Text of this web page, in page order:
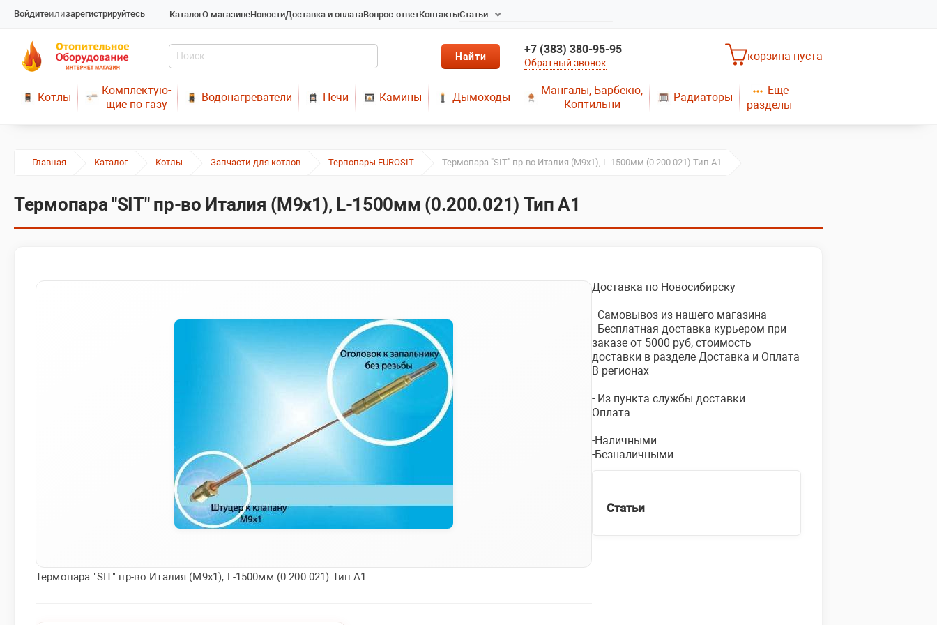
Войдитеилизарегистрируйтесь КаталогО магазинеНовостиДоставка и оплатаВопрос-ответКонтактыСтатьи
Радиаторы отопления в
Новосибирске
Твердотопливные котлы
длительного горения
Металопластик
ДЫМОХОД ОТ
ПРОИЗВОДИТЕЛЯ
+7 (383) 380-95-95
Обратный звонок
корзина пуста
Котлы
Комплектую-
щие по газу
Водонагреватели Печи Камины Дымоходы
Мангалы, Барбекю,
Коптильни
Радиаторы
Еще
разделы
Плиты газовые
Главная Каталог Котлы Запчасти для котлов Терпопары EUROSIT Термопара "SIT" пр-во Италия (М9х1), L-1500мм (0.200.021) Тип А1
Термопара "SIT" пр-во Италия (М9х1), L-1500мм (0.200.021) Тип А1
Термопара "SIT" пр-во Италия (М9х1), L-1500мм (0.200.021) Тип А1
Доставка по Новосибирску
- Самовывоз из нашего магазина
- Бесплатная доставка курьером при
заказе от 5000 руб, стоимость
доставки в разделе Доставка и Оплата
В регионах
- Из пункта службы доставки
Оплата
-Наличными
-Безналичными
Статьи